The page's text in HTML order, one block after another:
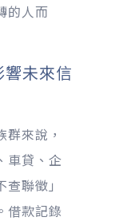
的人而
響未來信
來說，
車貸、企
聯徵」
借款記錄